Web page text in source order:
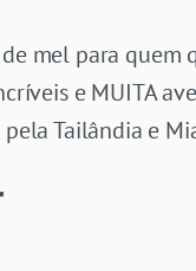
mel para quem
e MUITA
Tailândia e